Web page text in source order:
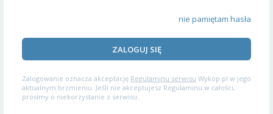
nie pamiętam hasła
ZALOGUJ SIĘ
Zalogowanie oznacza akceptację Regulaminu serwisu Wykop.pl w jego
aktualnym brzmieniu. Jeśli nie akceptujesz Regulaminu w całości,
prosimy o niekorzystanie z serwisu.